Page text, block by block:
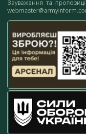
Зауваження та